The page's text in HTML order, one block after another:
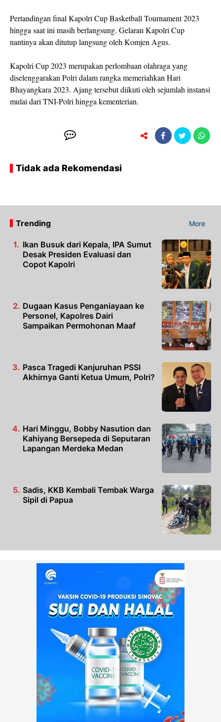
Pertandingan final Kapolri Cup Basketball Tournament 2023
hingga saat ini masih berlangsung. Gelaran Kapolri Cup
nantinya akan ditutup langsung oleh Komjen Agus.
Kapolri Cup 2023 merupakan perlombaan olahraga yang
diselenggarakan Polri dalam rangka memeriahkan Hari
Bhayangkara 2023. Ajang tersebut diikuti oleh sejumlah instansi
mulai dari TNI-Polri hingga kementerian.
Tidak ada Rekomendasi
Trending More
Ikan Busuk dari Kepala, IPA Sumut
Desak Presiden Evaluasi dan
Copot Kapolri
Dugaan Kasus Penganiayaan ke
Personel, Kapolres Dairi
Sampaikan Permohonan Maaf
Pasca Tragedi Kanjuruhan PSSI
Akhirnya Ganti Ketua Umum, Polri?
Hari Minggu, Bobby Nasution dan
Kahiyang Bersepeda di Seputaran
Lapangan Merdeka Medan
Sadis, KKB Kembali Tembak Warga
Sipil di Papua